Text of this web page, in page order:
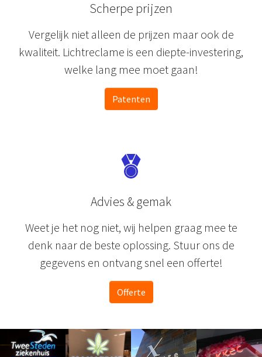
Scherpe prijzen
Vergelijk niet alleen de prijzen maar ook de
kwaliteit. Lichtreclame is een diepte-investering,
welke lang mee moet gaan!
Patenten
Advies & gemak
Weet je het nog niet, wij helpen graag mee te
denk naar de beste oplossing. Stuur ons de
gegevens en ontvang snel een offerte!
Offerte